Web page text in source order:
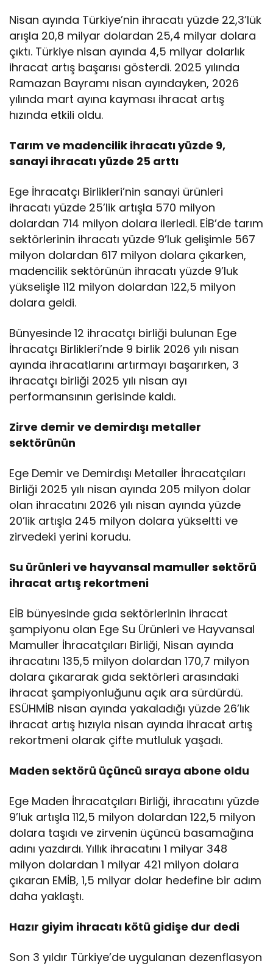
Nisan ayında Türkiye’nin ihracatı yüzde 22,3’lük
arışla 20,8 milyar dolardan 25,4 milyar dolara
çıktı. Türkiye nisan ayında 4,5 milyar dolarlık
ihracat artış başarısı gösterdi. 2025 yılında
Ramazan Bayramı nisan ayındayken, 2026
yılında mart ayına kayması ihracat artış
hızında etkili oldu.
Tarım ve madencilik ihracatı yüzde 9,
sanayi ihracatı yüzde 25 arttı
Ege İhracatçı Birlikleri’nin sanayi ürünleri
ihracatı yüzde 25’lik artışla 570 milyon
dolardan 714 milyon dolara ilerledi. EİB’de tarım
sektörlerinin ihracatı yüzde 9’luk gelişimle 567
milyon dolardan 617 milyon dolara çıkarken,
madencilik sektörünün ihracatı yüzde 9’luk
yükselişle 112 milyon dolardan 122,5 milyon
dolara geldi.
Bünyesinde 12 ihracatçı birliği bulunan Ege
İhracatçı Birlikleri’nde 9 birlik 2026 yılı nisan
ayında ihracatlarını artırmayı başarırken, 3
ihracatçı birliği 2025 yılı nisan ayı
performansının gerisinde kaldı.
Zirve demir ve demirdışı metaller
sektörünün
Ege Demir ve Demirdışı Metaller İhracatçıları
Birliği 2025 yılı nisan ayında 205 milyon dolar
olan ihracatını 2026 yılı nisan ayında yüzde
20’lik artışla 245 milyon dolara yükseltti ve
zirvedeki yerini korudu.
Su ürünleri ve hayvansal mamuller sektörü
ihracat artış rekortmeni
EİB bünyesinde gıda sektörlerinin ihracat
şampiyonu olan Ege Su Ürünleri ve Hayvansal
Mamuller İhracatçıları Birliği, Nisan ayında
ihracatını 135,5 milyon dolardan 170,7 milyon
dolara çıkararak gıda sektörleri arasındaki
ihracat şampiyonluğunu açık ara sürdürdü.
ESÜHMİB nisan ayında yakaladığı yüzde 26’lık
ihracat artış hızıyla nisan ayında ihracat artış
rekortmeni olarak çifte mutluluk yaşadı.
Maden sektörü üçüncü sıraya abone oldu
Ege Maden İhracatçıları Birliği, ihracatını yüzde
9’luk artışla 112,5 milyon dolardan 122,5 milyon
dolara taşıdı ve zirvenin üçüncü basamağına
adını yazdırdı. Yıllık ihracatını 1 milyar 348
milyon dolardan 1 milyar 421 milyon dolara
çıkaran EMİB, 1,5 milyar dolar hedefine bir adım
daha yaklaştı.
Hazır giyim ihracatı kötü gidişe dur dedi
Son 3 yıldır Türkiye’de uygulanan dezenflasyon